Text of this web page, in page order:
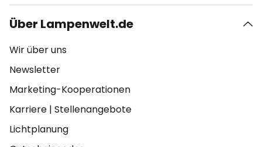
Über Lampenwelt.de
Wir über uns
Newsletter
Marketing-Kooperationen
Karriere | Stellenangebote
Lichtplanung